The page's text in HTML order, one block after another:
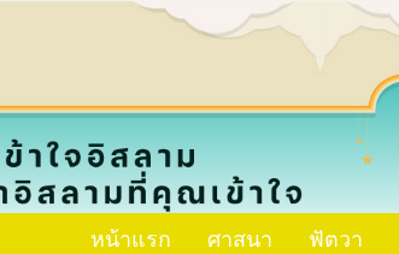
หน้าแรก ศาสนา ฟัตวา